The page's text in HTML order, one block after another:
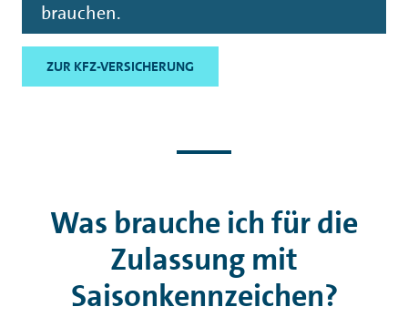
brauchen.
ZUR KFZ-VERSICHERUNG
Was brauche ich für die
Zulassung mit
Saisonkennzeichen?